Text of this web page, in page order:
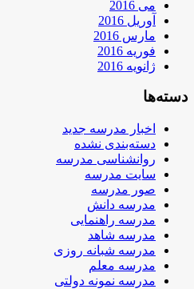
می 2016
آوریل 2016
مارس 2016
فوریه 2016
ژانویه 2016
دسته‌ها
اخبار مدرسه جدید
دسته‌بندی نشده
روانشناسی مدرسه
سایت مدرسه
صور مدرسه
مدرسه دانش
مدرسه راهنمایی
مدرسه شاهد
مدرسه شبانه روزی
مدرسه معلم
مدرسه نمونه دولتی